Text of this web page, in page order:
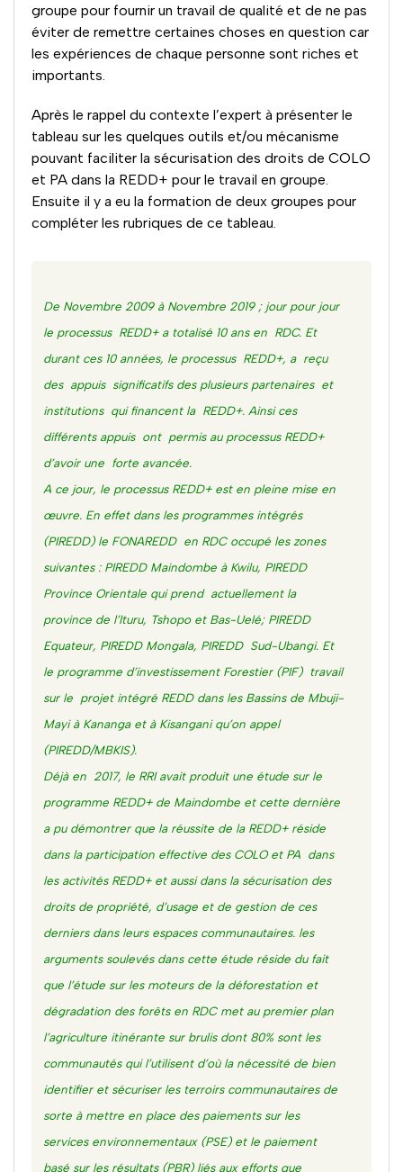
groupe pour fournir un travail de qualité et de ne pas
éviter de remettre certaines choses en question car
les expériences de chaque personne sont riches et
importants.
Après le rappel du contexte l’expert à présenter le
tableau sur les quelques outils et/ou mécanisme
pouvant faciliter la sécurisation des droits de COLO
et PA dans la REDD+ pour le travail en groupe.
Ensuite il y a eu la formation de deux groupes pour
compléter les rubriques de ce tableau.
De Novembre 2009 à Novembre 2019 ; jour pour jour
le processus REDD+ a totalisé 10 ans en RDC. Et
durant ces 10 années, le processus REDD+, a reçu
des appuis significatifs des plusieurs partenaires et
institutions qui financent la REDD+. Ainsi ces
différents appuis ont permis au processus REDD+
d’avoir une forte avancée.
A ce jour, le processus REDD+ est en pleine mise en
œuvre. En effet dans les programmes intégrés
(PIREDD) le FONAREDD en RDC occupé les zones
suivantes : PIREDD Maindombe à Kwilu, PIREDD
Province Orientale qui prend actuellement la
province de l’Ituru, Tshopo et Bas-Uelé; PIREDD
Equateur, PIREDD Mongala, PIREDD Sud-Ubangi. Et
le programme d’investissement Forestier (PIF) travail
sur le projet intégré REDD dans les Bassins de Mbuji-
Mayi à Kananga et à Kisangani qu’on appel
(PIREDD/MBKIS).
Déjà en 2017, le RRI avait produit une étude sur le
programme REDD+ de Maindombe et cette dernière
a pu démontrer que la réussite de la REDD+ réside
dans la participation effective des COLO et PA dans
les activités REDD+ et aussi dans la sécurisation des
droits de propriété, d’usage et de gestion de ces
derniers dans leurs espaces communautaires. les
arguments soulevés dans cette étude réside du fait
que l’étude sur les moteurs de la déforestation et
dégradation des forêts en RDC met au premier plan
l’agriculture itinérante sur brulis dont 80% sont les
communautés qui l’utilisent d’où la nécessité de bien
identifier et sécuriser les terroirs communautaires de
sorte à mettre en place des paiements sur les
services environnementaux (PSE) et le paiement
basé sur les résultats (PBR) liés aux efforts que